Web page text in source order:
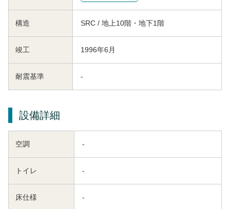
構造 SRC / 地上10階・地下1階
竣工 1996年6月
耐震基準 -
設備詳細
空調 -
トイレ -
床仕様 -